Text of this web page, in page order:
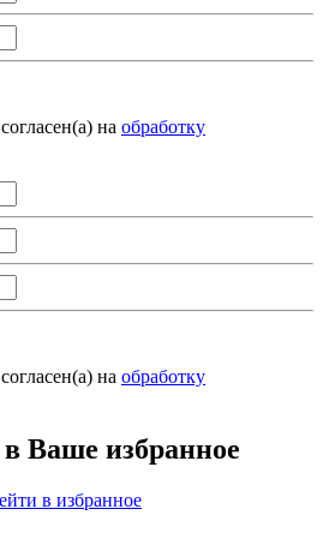
на обработку
на обработку
Ваше избранное
в избранное